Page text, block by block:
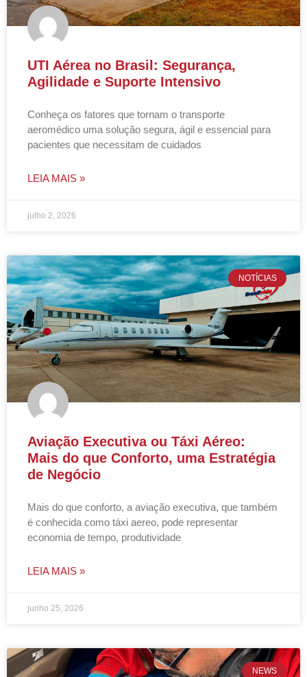
UTI Aérea no Brasil: Segurança,
Agilidade e Suporte Intensivo
Conheça os fatores que tornam o transporte
aeromédico uma solução segura, ágil e essencial para
pacientes que necessitam de cuidados
LEIA MAIS »
julho 2, 2026
NOTÍCIAS
Aviação Executiva ou Táxi Aéreo:
Mais do que Conforto, uma Estratégia
de Negócio
Mais do que conforto, a aviação executiva, que também
é conhecida como táxi aereo, pode representar
economia de tempo, produtividade
LEIA MAIS »
junho 25, 2026
NEWS